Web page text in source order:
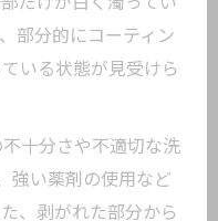
部分的にコーティン
いる状態が見受けら
十分さや不適切な洗
強い薬剤の使用など
、剥がれた部分から